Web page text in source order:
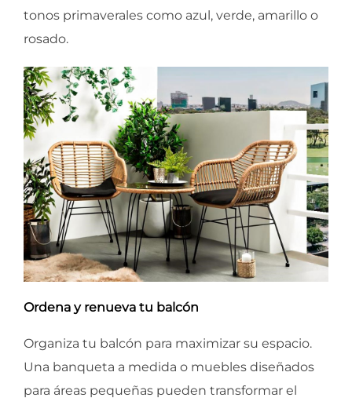
tonos primaverales como azul, verde, amarillo o
rosado.
Ordena y renueva tu balcón
Organiza tu balcón para maximizar su espacio.
Una banqueta a medida o muebles diseñados
para áreas pequeñas pueden transformar el